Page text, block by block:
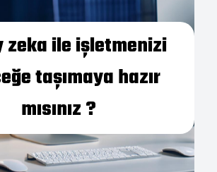
zeka ile işletmenizi
taşımaya hazır
mısınız ?